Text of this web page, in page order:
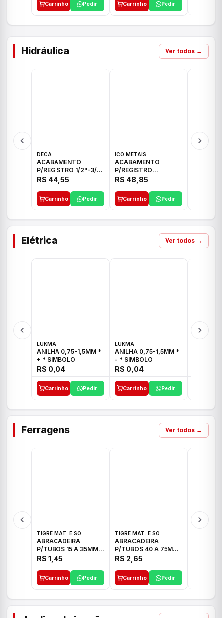
Carrinho Pedir Carrinho Pedir
Hidráulica Ver todos →
DECA
ACABAMENTO
P/REGISTRO 1/2"-3/4"
E 1"C21.PQ DECA
R$ 44,55
Carrinho Pedir
ICO METAIS
ACABAMENTO
P/REGISTRO
1/2"-3/4"-1" ACB M
CS 33 ICO
R$ 48,85
Carrinho Pedir
Elétrica Ver todos →
LUKMA
ANILHA 0,75-1,5MM *
+ * SIMBOLO
R$ 0,04
Carrinho Pedir
LUKMA
ANILHA 0,75-1,5MM *
- * SIMBOLO
R$ 0,04
Carrinho Pedir
Ferragens Ver todos →
TIGRE MAT. E SO
ABRACADEIRA
P/TUBOS 15 A 35MM
TIGRE
R$ 1,45
Carrinho Pedir
TIGRE MAT. E SO
ABRACADEIRA
P/TUBOS 40 A 75MM
TIGRE
R$ 2,65
Carrinho Pedir